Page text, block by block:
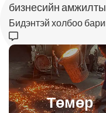
бизнесийн
Бидэнтэй холбоо
Төмөр